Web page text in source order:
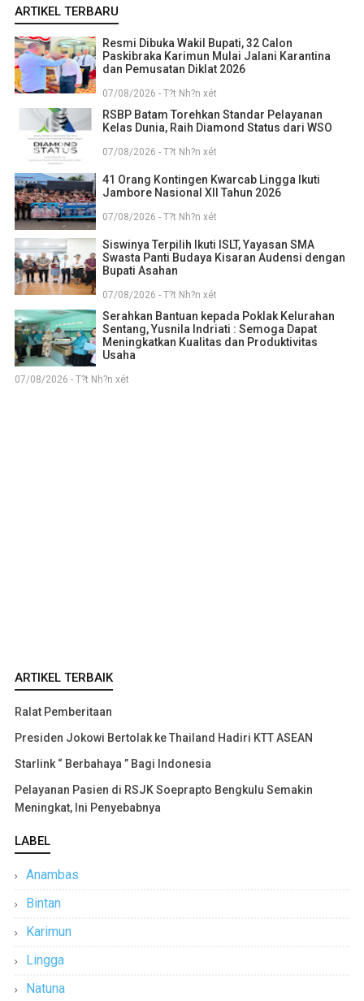
ARTIKEL TERBARU
Resmi Dibuka Wakil Bupati, 32 Calon
Paskibraka Karimun Mulai Jalani Karantina
dan Pemusatan Diklat 2026
07/08/2026 - T?t Nh?n xét
RSBP Batam Torehkan Standar Pelayanan
Kelas Dunia, Raih Diamond Status dari WSO
07/08/2026 - T?t Nh?n xét
41 Orang Kontingen Kwarcab Lingga Ikuti
Jambore Nasional XII Tahun 2026
07/08/2026 - T?t Nh?n xét
Siswinya Terpilih Ikuti ISLT, Yayasan SMA
Swasta Panti Budaya Kisaran Audensi dengan
Bupati Asahan
07/08/2026 - T?t Nh?n xét
Serahkan Bantuan kepada Poklak Kelurahan
Sentang, Yusnila Indriati : Semoga Dapat
Meningkatkan Kualitas dan Produktivitas
Usaha
07/08/2026 - T?t Nh?n xét
ARTIKEL TERBAIK
Ralat Pemberitaan
Presiden Jokowi Bertolak ke Thailand Hadiri KTT ASEAN
Starlink “ Berbahaya ” Bagi Indonesia
Pelayanan Pasien di RSJK Soeprapto Bengkulu Semakin
Meningkat, Ini Penyebabnya
LABEL
Anambas
Bintan
Karimun
Lingga
Natuna